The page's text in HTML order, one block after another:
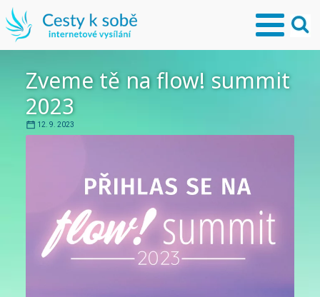
Zveme tě na flow! summit
2023
12. 9. 2023